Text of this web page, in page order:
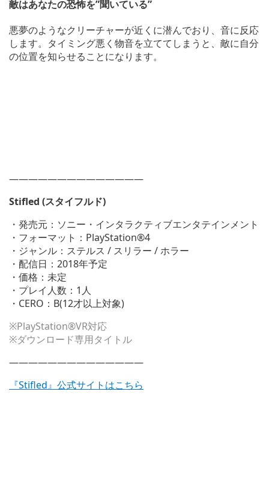
敵はあなたの恐怖を”聞いている”
悪夢のようなクリーチャーが近くに潜んでおり、音に反応
します。タイミング悪く物音を立ててしまうと、敵に自分
の位置を知らせることになります。
——————————————
Stifled (スタイフルド)
・発売元：ソニー・インタラクティブエンタテインメント
・フォーマット：PlayStation®4
・ジャンル：ステルス / スリラー / ホラー
・配信日：2018年予定
・価格：未定
・プレイ人数：1人
・CERO：B(12才以上対象)
※PlayStation®VR対応
※ダウンロード専用タイトル
——————————————
『Stifled』公式サイトはこちら